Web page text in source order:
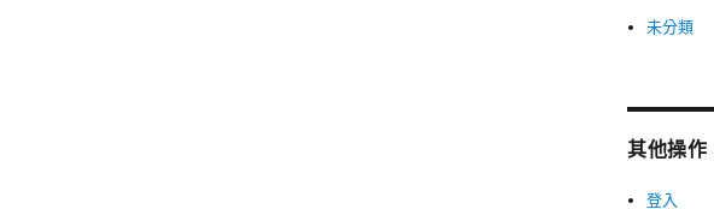
未分類
其他操作
登入